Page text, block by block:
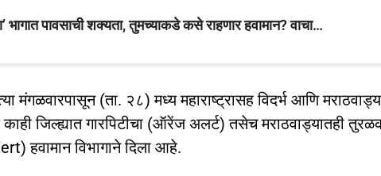
भागात पावसाची शक्यता, तुमच्याकडे कसे राहणार हवामान? वाचा…
मंगळवारपासून (ता. २८) मध्य महाराष्ट्रासह विदर्भ आणि
जिल्ह्यात गारपिटीचा (ऑरेंज अलर्ट) तसेच मराठवाड्यातही
हवामान विभागाने दिला आहे.